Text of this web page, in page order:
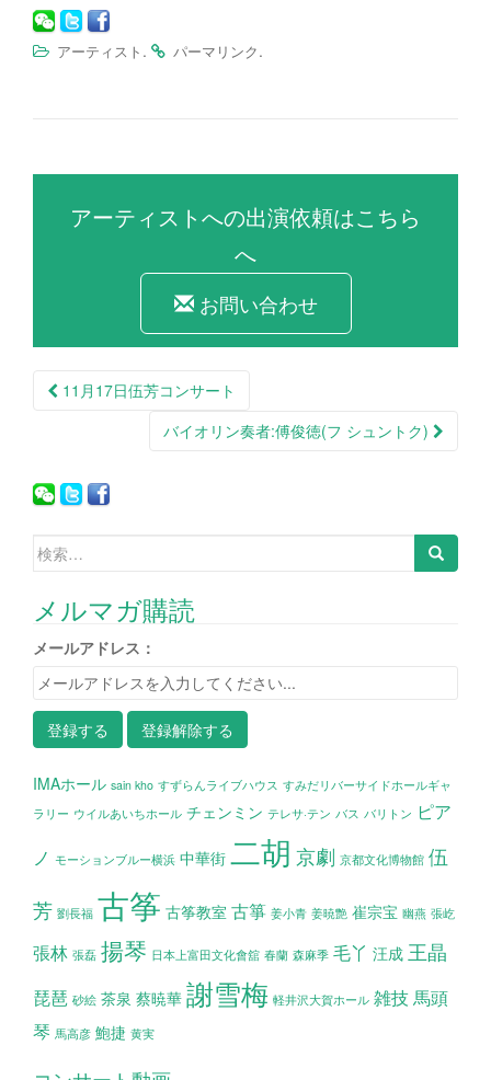
アーティスト . パーマリンク.
アーティストへの出演依頼はこちら
へ
お問い合わせ
投稿ナビゲーション
11月17日伍芳コンサート
バイオリン奏者:傅俊徳(フ シュントク)
検索:
メルマガ購読
メールアドレス：
IMAホール sain kho すずらんライブハウス すみだリバーサイドホールギャ
ラリー ウイルあいちホール チェンミン テレサ·テン バス バリトン ピア
ノ モーションブルー横浜 中華街 二胡 京劇 京都文化博物館 伍
芳 劉長福 古筝 古筝教室 古箏 姜小青 姜暁艶 崔宗宝 幽燕 張屹
張林 張磊 揚琴 日本上富田文化會舘 春蘭 森麻季 毛丫 汪成 王晶
琵琶 砂絵 茶泉 蔡暁華 謝雪梅 軽井沢大賀ホール 雑技馬頭
琴 馬高彦 鮑捷 黄実